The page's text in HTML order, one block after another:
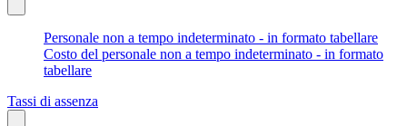
Personale non a tempo indeterminato - in formato tabellare
Costo del personale non a tempo indeterminato - in formato
tabellare
Tassi di assenza